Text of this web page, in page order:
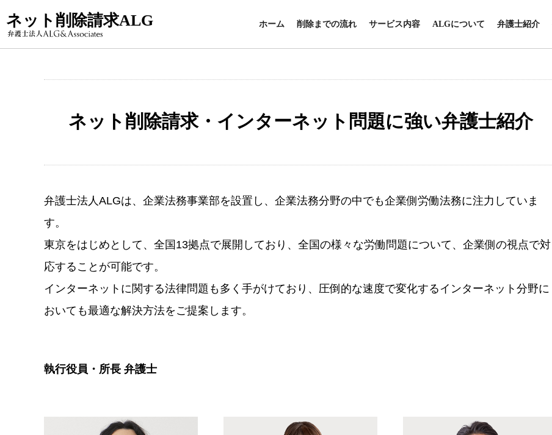
ネット削除請求ALG ホーム 削除までの流れ サービス内容 ALGについて 弁護士紹介
ネット削除請求・インターネット問題に強い弁護士紹介
弁護士法人ALGは、企業法務事業部を設置し、企業法務分野の中でも企業側労働法務に注力していま
す。
東京をはじめとして、全国13拠点で展開しており、全国の様々な労働問題について、企業側の視点で対
応することが可能です。
インターネットに関する法律問題も多く手がけており、圧倒的な速度で変化するインターネット分野に
おいても最適な解決方法をご提案します。
執行役員・所長 弁護士